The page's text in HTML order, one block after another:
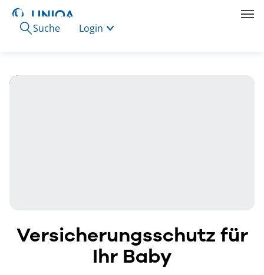
Suche Login
Versicherungsschutz für
Ihr Baby